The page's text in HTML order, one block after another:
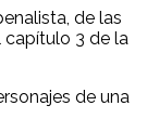
de las
capítulo 3 de la
de una